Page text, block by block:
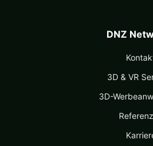
DNZ
3D & VR
3D-